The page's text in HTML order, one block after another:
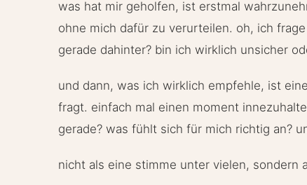
was hat mir geholfen, ist erstmal
ohne mich dafür zu verurteilen. oh, ich
gerade dahinter? bin ich wirklich unsicher
und dann, was ich wirklich empfehle, ist
fragt. einfach mal einen moment
gerade? was fühlt sich für mich richtig an?
nicht als eine stimme unter vielen, sondern